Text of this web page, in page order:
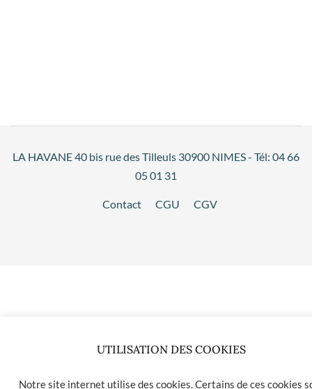
LA HAVANE 40 bis rue des Tilleuls 30900 NIMES - Tél: 04 66
05 01 31
Contact CGU CGV
UTILISATION DES COOKIES
Notre site internet utilise des cookies. Certains de ces cookies